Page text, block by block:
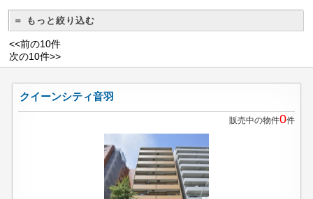
＝ もっと絞り込む
<<前の10件
次の10件>>
クイーンシティ音羽
販売中の物件0件